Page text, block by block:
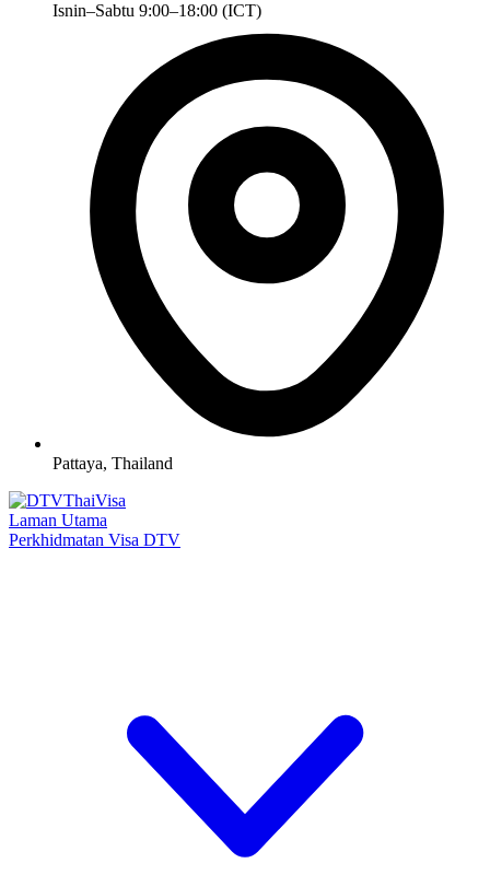
Isnin–Sabtu 9:00–18:00 (ICT)
Pattaya, Thailand
Laman Utama
Perkhidmatan Visa DTV